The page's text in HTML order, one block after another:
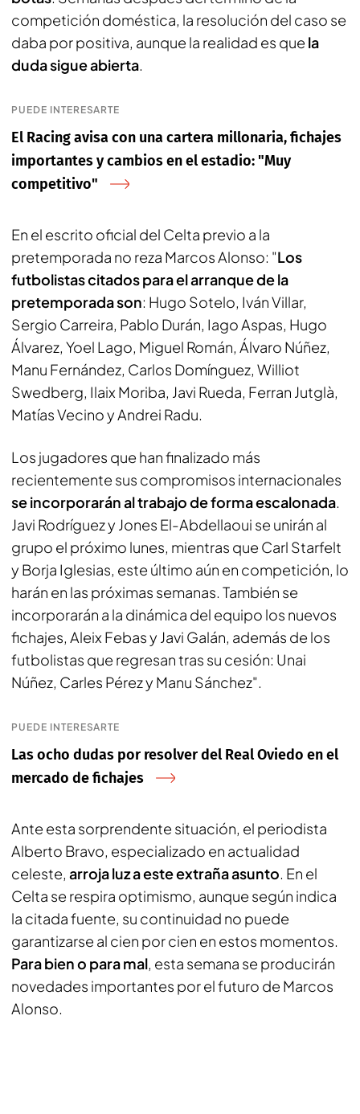
competición doméstica, la resolución del caso se
daba por positiva, aunque la realidad es que la
duda sigue abierta.
PUEDE INTERESARTE
El Racing avisa con una cartera millonaria, fichajes
importantes y cambios en el estadio: "Muy
competitivo"
En el escrito oficial del Celta previo a la
pretemporada no reza Marcos Alonso: "Los
futbolistas citados para el arranque de la
pretemporada son: Hugo Sotelo, Iván Villar,
Sergio Carreira, Pablo Durán, Iago Aspas, Hugo
Álvarez, Yoel Lago, Miguel Román, Álvaro Núñez,
Manu Fernández, Carlos Domínguez, Williot
Swedberg, Ilaix Moriba, Javi Rueda, Ferran Jutglà,
Matías Vecino y Andrei Radu.
Los jugadores que han finalizado más
recientemente sus compromisos internacionales
se incorporarán al trabajo de forma escalonada.
Javi Rodríguez y Jones El-Abdellaoui se unirán al
grupo el próximo lunes, mientras que Carl Starfelt
y Borja Iglesias, este último aún en competición, lo
harán en las próximas semanas. También se
incorporarán a la dinámica del equipo los nuevos
fichajes, Aleix Febas y Javi Galán, además de los
futbolistas que regresan tras su cesión: Unai
Núñez, Carles Pérez y Manu Sánchez".
PUEDE INTERESARTE
Las ocho dudas por resolver del Real Oviedo en el
mercado de fichajes
Ante esta sorprendente situación, el periodista
Alberto Bravo, especializado en actualidad
celeste, arroja luz a este extraña asunto. En el
Celta se respira optimismo, aunque según indica
la citada fuente, su continuidad no puede
garantizarse al cien por cien en estos momentos.
Para bien o para mal, esta semana se producirán
novedades importantes por el futuro de Marcos
Alonso.